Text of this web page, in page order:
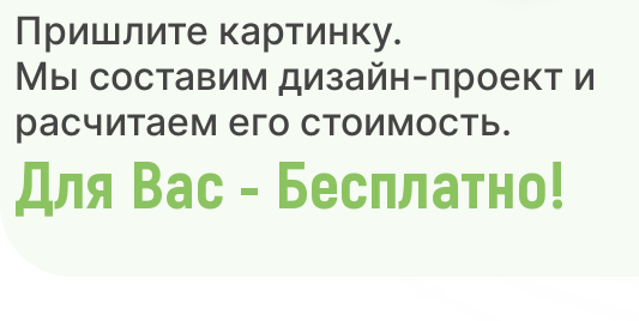
Пришлите картинку.
Мы составим дизайн-проект и
расчитаем его стоимость.
Для Вас - Бесплатно!